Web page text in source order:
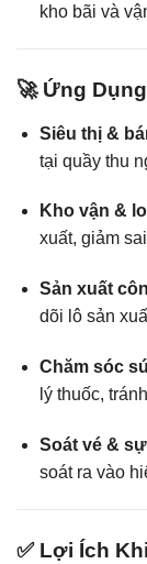
kho bãi và
🚀 Ứng
Siêu thị &
tại quầy thu
Kho vận &
xuất, giảm
Sản xuất
dõi lô sản
Chăm sóc
lý thuốc,
Soát vé &
soát ra vào
✅ Lợi Ích